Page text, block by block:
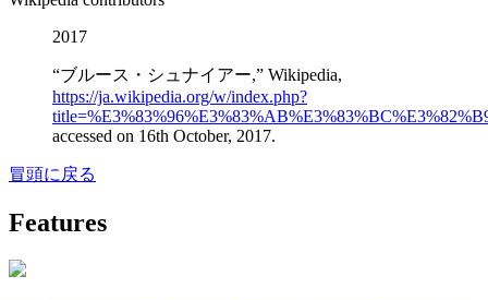
2017
“ブルース・シュナイアー,” Wikipedia,
https://ja.wikipedia.org/w/index.php?
accessed on 16th October, 2017.
冒頭に戻る
Features